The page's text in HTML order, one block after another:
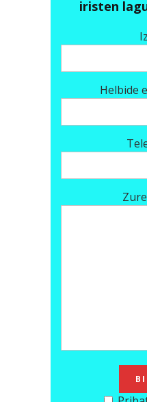
iristen
Helbide